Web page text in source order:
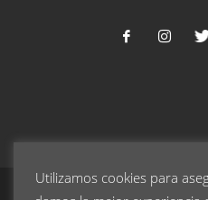
Utilizamos cookies para